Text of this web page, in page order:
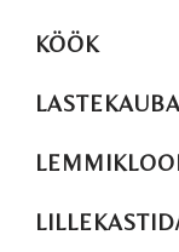
KÖÖK